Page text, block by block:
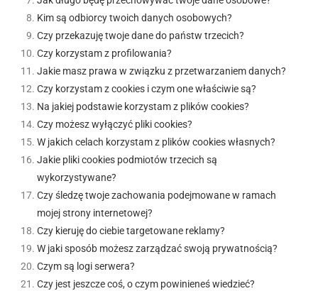
Kim są odbiorcy twoich danych osobowych?
Czy przekazuję twoje dane do państw trzecich?
Czy korzystam z profilowania?
Jakie masz prawa w związku z przetwarzaniem danych?
Czy korzystam z cookies i czym one właściwie są?
Na jakiej podstawie korzystam z plików cookies?
Czy możesz wyłączyć pliki cookies?
W jakich celach korzystam z plików cookies własnych?
Jakie pliki cookies podmiotów trzecich są
wykorzystywane?
Czy śledzę twoje zachowania podejmowane w ramach
mojej strony internetowej?
Czy kieruję do ciebie targetowane reklamy?
W jaki sposób możesz zarządzać swoją prywatnością?
Czym są logi serwera?
Czy jest jeszcze coś, o czym powinieneś wiedzieć?